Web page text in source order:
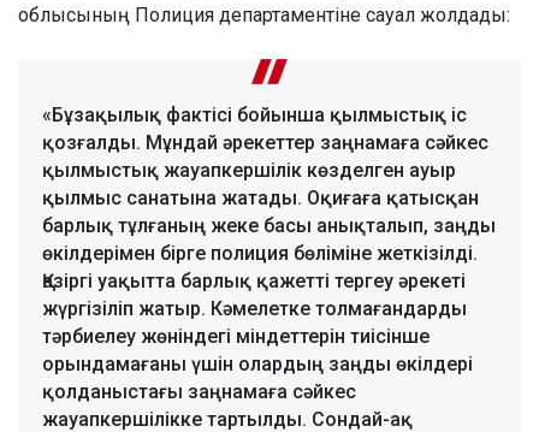
облысының Полиция департаментіне сауал жолдады:
«Бұзақылық фактісі бойынша қылмыстық іс
қозғалды. Мұндай әрекеттер заңнамаға сәйкес
қылмыстық жауапкершілік көзделген ауыр
қылмыс санатына жатады. Оқиғаға қатысқан
барлық тұлғаның жеке басы анықталып, заңды
өкілдерімен бірге полиция бөліміне жеткізілді.
Қазіргі уақытта барлық қажетті тергеу әрекеті
жүргізіліп жатыр. Кәмелетке толмағандарды
тәрбиелеу жөніндегі міндеттерін тиісінше
орындамағаны үшін олардың заңды өкілдері
қолданыстағы заңнамаға сәйкес
жауапкершілікке тартылды. Сондай-ақ